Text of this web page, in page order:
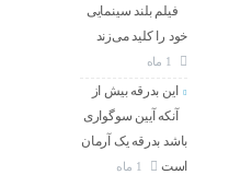
فیلم بلند سینمایی
خود را کلید می‌زند
این بدرقه بیش از
آنکه آیین سوگواری
باشد بدرقه یک آرمان
است